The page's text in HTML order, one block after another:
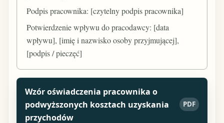
Podpis pracownika: [czytelny podpis pracownika]
Potwierdzenie wpływu do pracodawcy: [data
wpływu], [imię i nazwisko osoby przyjmującej],
[podpis / pieczęć]
Wzór oświadczenia pracownika o
podwyższonych kosztach uzyskania
przychodów
PDF